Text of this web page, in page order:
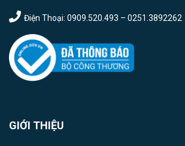
Điện Thoại: 0909.520.493 – 0251.3892262
GIỚI THIỆU